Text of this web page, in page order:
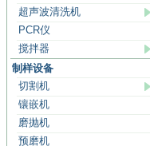
超声波清洗机
PCR仪
搅拌器
制样设备
切割机
镶嵌机
磨抛机
预磨机